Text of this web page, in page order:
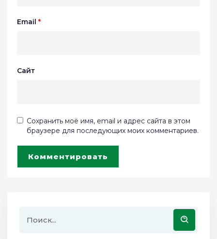
Email *
Сайт
Сохранить моё имя, email и адрес сайта в этом
браузере для последующих моих комментариев.